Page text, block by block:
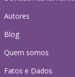
Autores
Blog
Quem somos
Fatos e Dados